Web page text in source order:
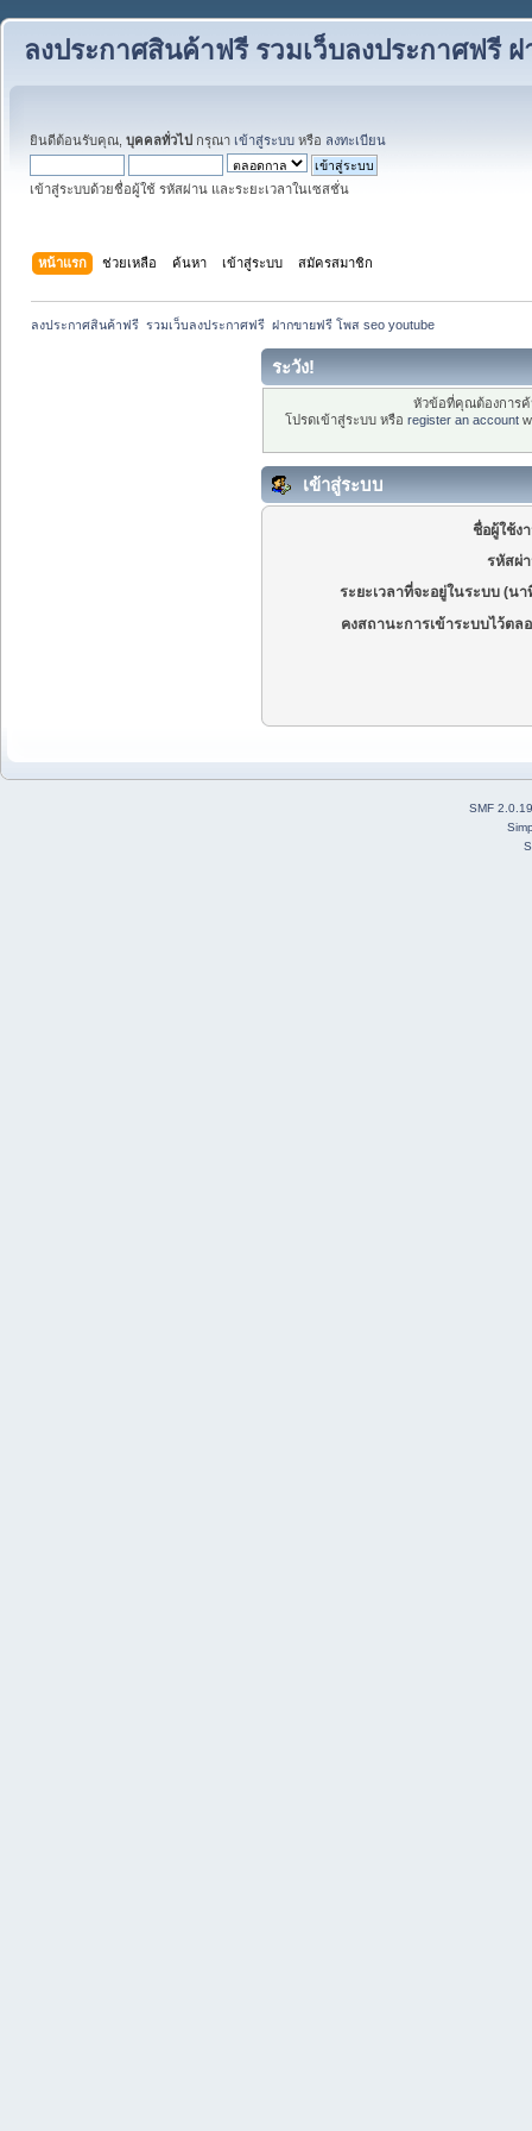
ลงประกาศสินค้าฟรี รวมเว็บลงประกาศฟรี
ยินดีต้อนรับคุณ, บุคคลทั่วไป กรุณา เข้าสู่ระบบ หรือ ลงทะเบียน
เข้าสู่ระบบด้วยชื่อผู้ใช้ รหัสผ่าน และระยะเวลาในเซสชั่น
หน้าแรก ช่วยเหลือ ค้นหา เข้าสู่ระบบ สมัครสมาชิก
ลงประกาศสินค้าฟรี  รวมเว็บลงประกาศฟรี  ฝากขายฟรี โพส seo youtube
ระวัง!
หัวข้อที่คุณต้องการ
โปรดเข้าสู่ระบบ หรือ register an account
เข้าสู่ระบบ
ชื่อผู้ใช้ง
รหัสผ่
ระยะเวลาที่จะอยู่ในระบบ (นา
คงสถานะการเข้าระบบไว้ตล
SMF 2.0.19